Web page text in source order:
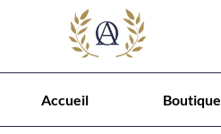
Accueil Boutique